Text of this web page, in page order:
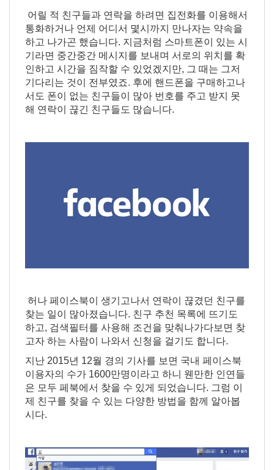
어릴 적 친구들과 연락을 하려면 집전화를 이용해서
통화하거나 언제 어디서 몇시까지 만나자는 약속을
하고 나가곤 했습니다. 지금처럼 스마트폰이 있는 시
기라면 중간중간 메시지를 보내며 서로의 위치를 확
인하고 시간을 짐작할 수 있었겠지만, 그 때는 그저
기다리는 것이 전부였죠. 후에 핸드폰을 구매하고나
서도 폰이 없는 친구들이 많아 번호를 주고 받지 못
해 연락이 끊긴 친구들도 많습니다.
허나 페이스북이 생기고나서 연락이 끊겼던 친구를
찾는 일이 많아졌습니다. 친구 추천 목록에 뜨기도
하고, 검색필터를 사용해 조건을 맞춰나가다보면 찾
고자 하는 사람이 나와서 신청을 걸기도 합니다.
지난 2015년 12월 경의 기사를 보면 국내 페이스북
이용자의 수가 1600만명이라고 하니 웬만한 인연들
은 모두 페북에서 찾을 수 있게 되었습니다. 그럼 이
제 친구를 찾을 수 있는 다양한 방법을 함께 알아봅
시다.